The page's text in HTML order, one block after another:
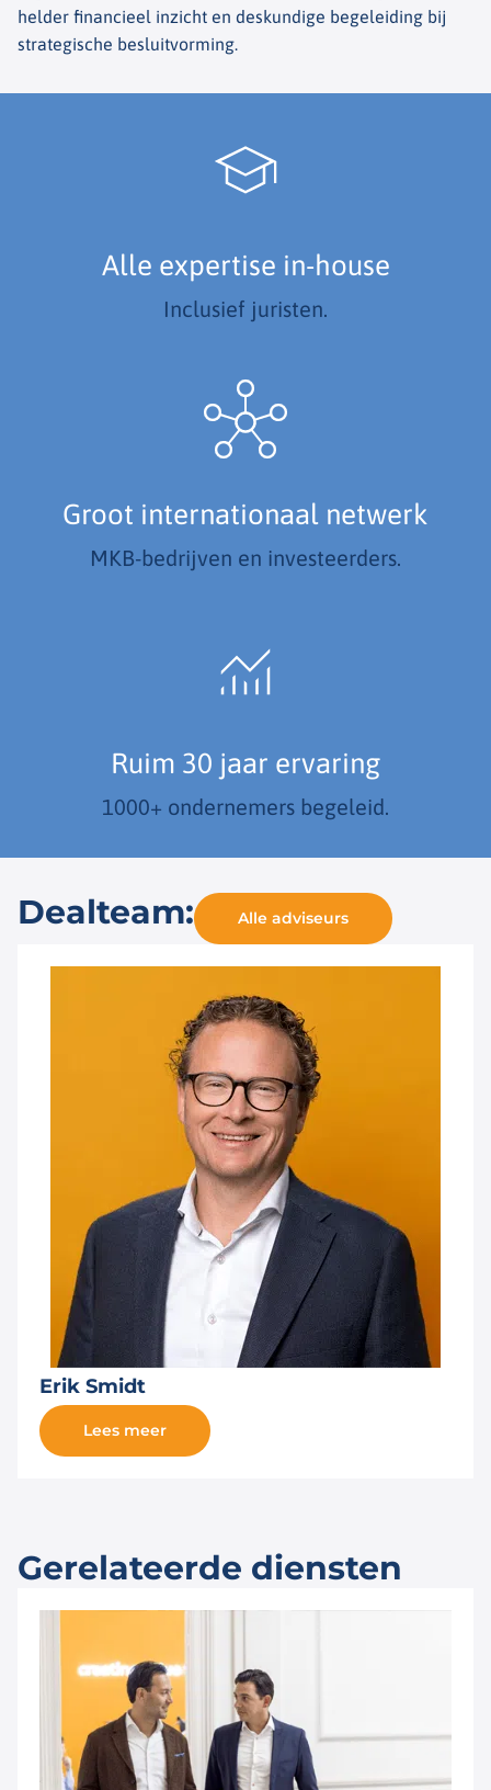
helder financieel inzicht en deskundige begeleiding bij
strategische besluitvorming.
Alle expertise in-house
Inclusief juristen.
Groot internationaal netwerk
MKB-bedrijven en investeerders.
Ruim 30 jaar ervaring
1000+ ondernemers begeleid.
Dealteam: Alle adviseurs
Erik Smidt
Lees meer
Gerelateerde diensten